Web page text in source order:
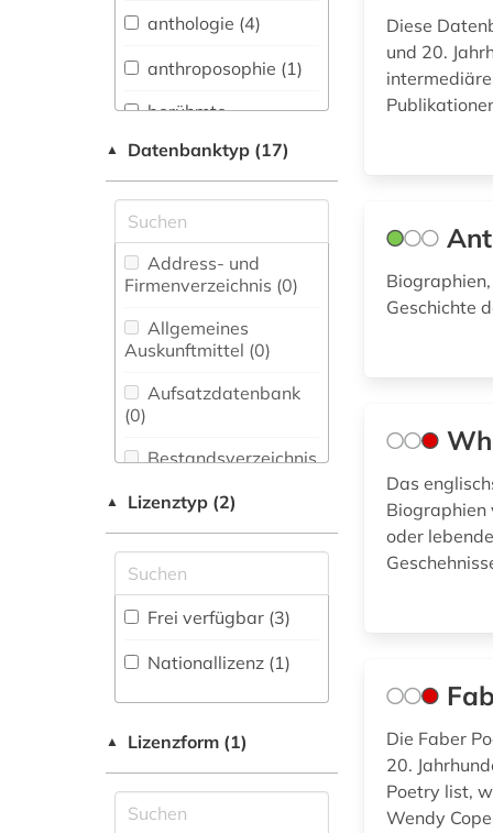
Literaturen (1)
Anglistik.
Amerikanistik (7)
Vermessungswesen (0)
Biologie,
Biotechnologie (0)
Buch- und
Bibliothekswesen,
Informationswissenschaft
(0)
Pharmazie (0)
Elektrotechnik,
Elektronik,
Nachrichtentechnik (0)
Energietechnik (0)
Ethnologie (0)
Geographie (0)
(0)
Niederlandistik.
anthologie (4)
anthroposophie (1)
berühmte
biographie (6)
design (1)
deutschland (1)
(1)
englisches
(1)
geschichte 1900-
2000 (13)
großbritannien (1)
industriedesign (1)
intermediäre
juden (1)
literatur (1)
▲ Datenbanktyp (17)
Address- und
Firmenverzeichnis (0)
Allgemeines
Auskunftmittel (0)
Aufsatzdatenbank
(0)
Bestandsverzeichnis
Buchhandelsverzeichnis
Disziplinäre
Forschungsdatenrepositorien
Fachbibliographie
▲ Lizenztyp (2)
Frei verfügbar (3)
Nationallizenz (1)
▲ Lizenzform (1)
Diese
und 20.
Geschichte
Das
Biographien
oder
Die Faber
20.
Poetry list,
Wendy